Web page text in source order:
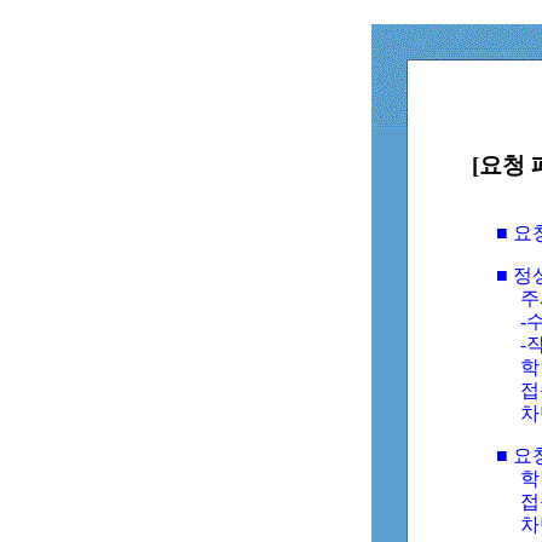
[요청
■ 요
■ 정
-
-
■ 요